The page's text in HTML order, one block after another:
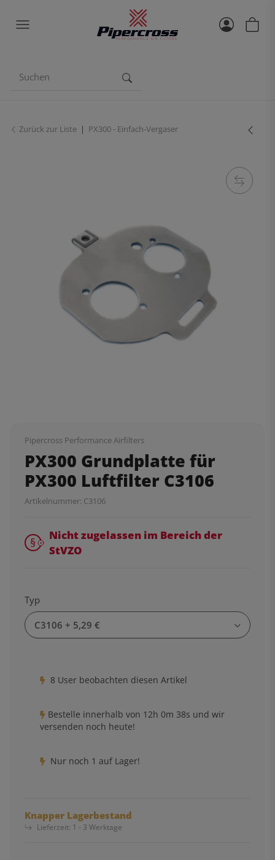
Zurück zur Liste PX300 - Einfach-Vergaser
Pipercross Performance Airfilters
PX300 Grundplatte für
PX300 Luftfilter C3106
Artikelnummer: C3106
Nicht zugelassen im Bereich der
StVZO
Typ
C3106 + 5,29 €
8 User beobachten diesen Artikel
Bestelle innerhalb von 12h 0m 37s und wir
versenden noch heute!
Nur noch 1 auf Lager!
Knapper Lagerbestand
Lieferzeit: 1 - 3 Werktage